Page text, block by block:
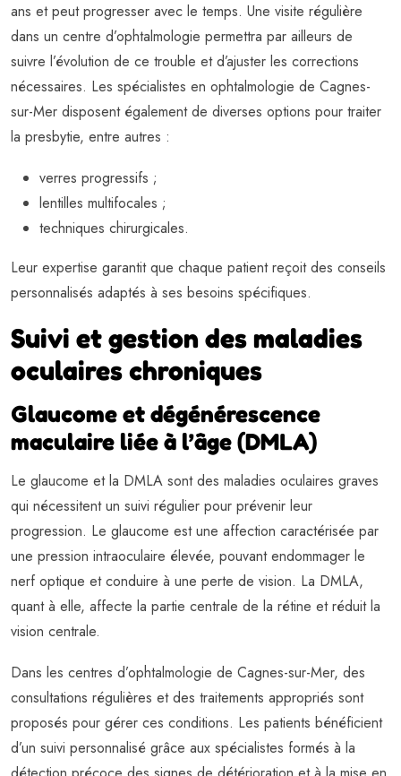
ans et peut progresser avec le temps. Une visite régulière
dans un centre d’ophtalmologie permettra par ailleurs de
suivre l’évolution de ce trouble et d’ajuster les corrections
nécessaires. Les spécialistes en ophtalmologie de Cagnes-
sur-Mer disposent également de diverses options pour traiter
la presbytie, entre autres :
verres progressifs ;
lentilles multifocales ;
techniques chirurgicales.
Leur expertise garantit que chaque patient reçoit des conseils
personnalisés adaptés à ses besoins spécifiques.
Suivi et gestion des maladies
oculaires chroniques
Glaucome et dégénérescence
maculaire liée à l’âge (DMLA)
Le glaucome et la DMLA sont des maladies oculaires graves
qui nécessitent un suivi régulier pour prévenir leur
progression. Le glaucome est une affection caractérisée par
une pression intraoculaire élevée, pouvant endommager le
nerf optique et conduire à une perte de vision. La DMLA,
quant à elle, affecte la partie centrale de la rétine et réduit la
vision centrale.
Dans les centres d’ophtalmologie de Cagnes-sur-Mer, des
consultations régulières et des traitements appropriés sont
proposés pour gérer ces conditions. Les patients bénéficient
d’un suivi personnalisé grâce aux spécialistes formés à la